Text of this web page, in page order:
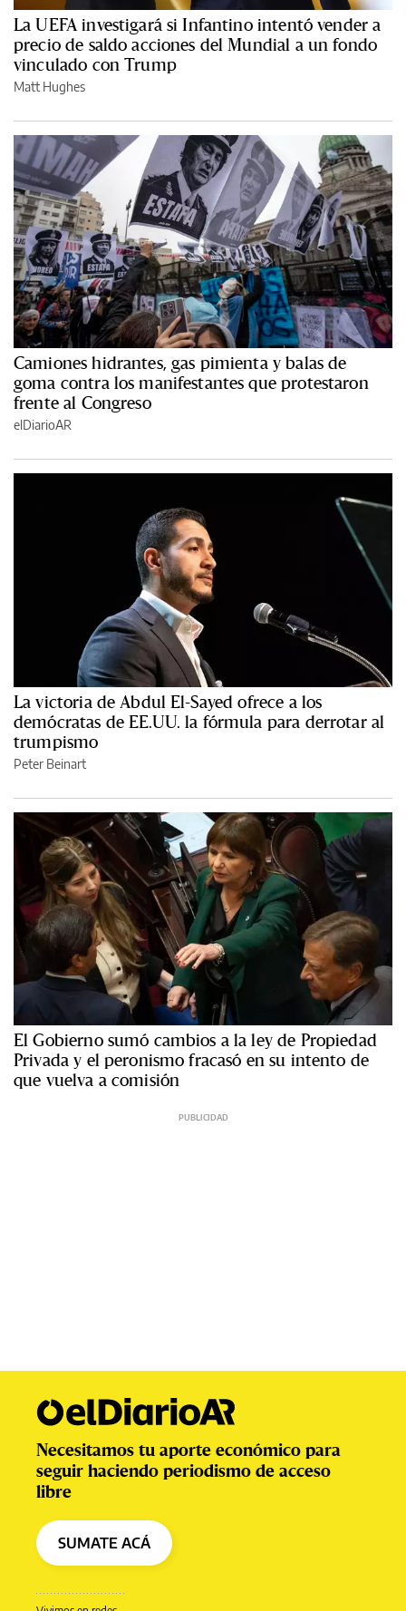
La UEFA investigará si Infantino intentó vender a
precio de saldo acciones del Mundial a un fondo
vinculado con Trump
Matt Hughes
Camiones hidrantes, gas pimienta y balas de
goma contra los manifestantes que protestaron
frente al Congreso
elDiarioAR
La victoria de Abdul El-Sayed ofrece a los
demócratas de EE.UU. la fórmula para derrotar al
trumpismo
Peter Beinart
El Gobierno sumó cambios a la ley de Propiedad
Privada y el peronismo fracasó en su intento de
que vuelva a comisión
Necesitamos tu aporte económico para
seguir haciendo periodismo de acceso
libre
SUMATE ACÁ